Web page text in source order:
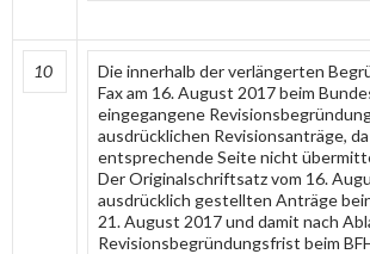
10
Die innerhalb der verlängerten
Fax am 16. August 2017 beim
eingegangene
ausdrücklichen Revisionsanträge,
entsprechende Seite nicht
Der Originalschriftsatz vom 16.
ausdrücklich gestellten Anträge
21. August 2017 und damit nach
Revisionsbegründungsfrist beim